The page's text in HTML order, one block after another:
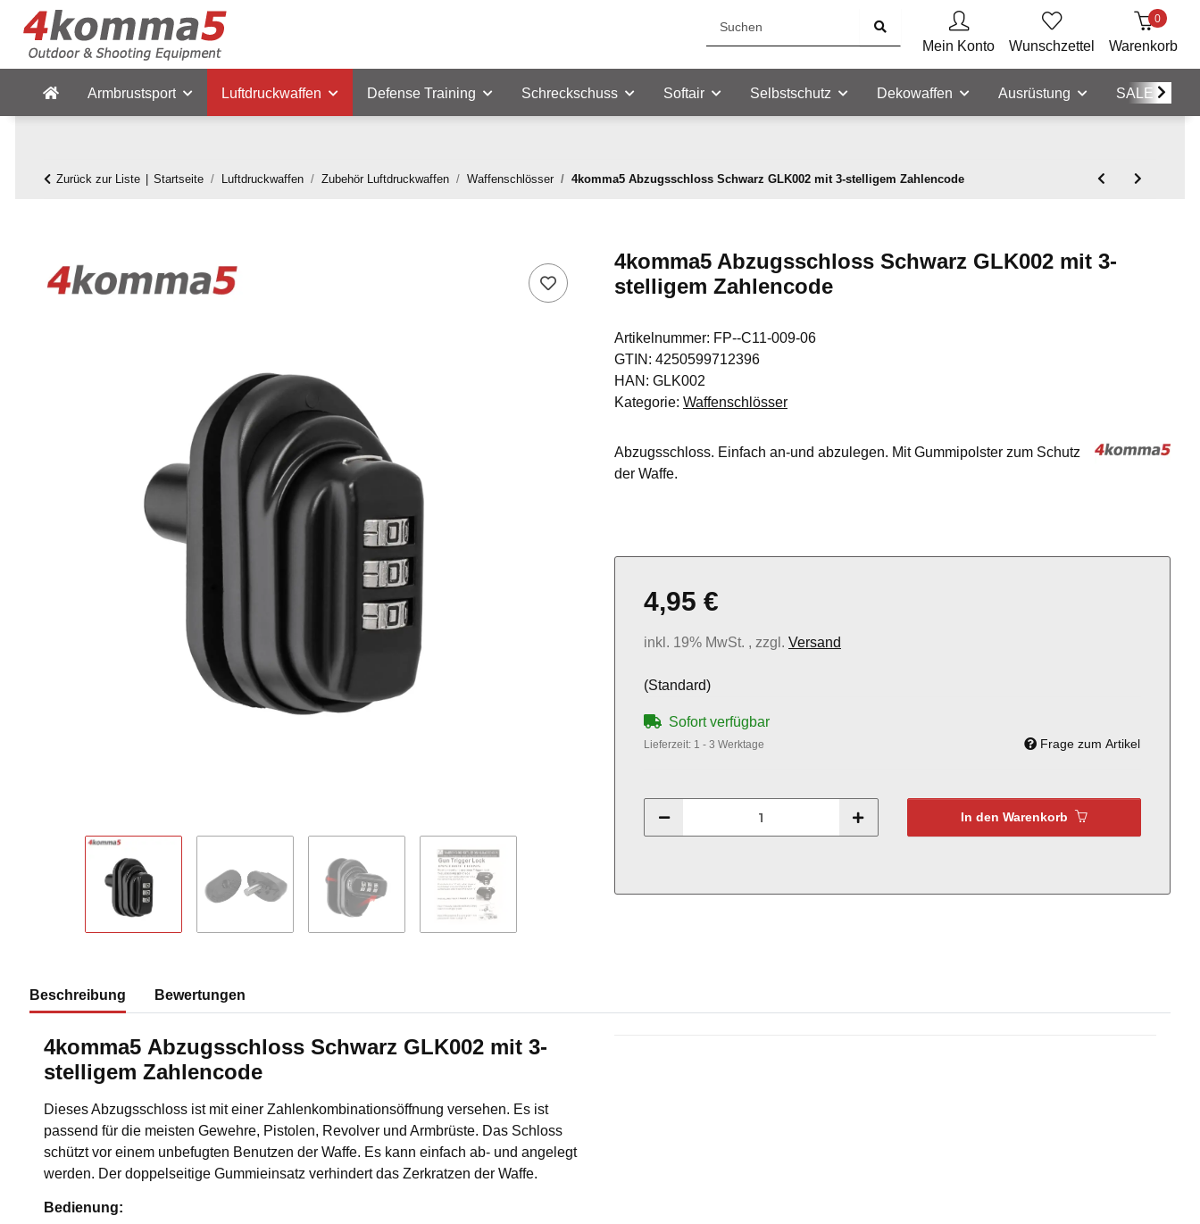
Mein Konto Wunschzettel
0
Warenkorb
Armbrustsport Luftdruckwaffen Defense Training Schreckschuss Softair Selbstschutz Dekowaffen Ausrüstung SALE
Zurück zur Liste Startseite Luftdruckwaffen Zubehör Luftdruckwaffen Waffenschlösser 4komma5 Abzugsschloss Schwarz GLK002 mit 3-stelligem Zahlencode
4komma5 Abzugsschloss Schwarz GLK002 mit 3-
stelligem Zahlencode
Artikelnummer: FP--C11-009-06
GTIN: 4250599712396
HAN: GLK002
Kategorie: Waffenschlösser
Abzugsschloss. Einfach an-und abzulegen. Mit Gummipolster zum Schutz
der Waffe.
4,95 €
inkl. 19% MwSt. , zzgl. Versand
(Standard)
Sofort verfügbar
Lieferzeit: 1 - 3 Werktage Frage zum Artikel
In den Warenkorb
Beschreibung Bewertungen
4komma5 Abzugsschloss Schwarz GLK002 mit 3-
stelligem Zahlencode
Dieses Abzugsschloss ist mit einer Zahlenkombinationsöffnung versehen. Es ist
passend für die meisten Gewehre, Pistolen, Revolver und Armbrüste. Das Schloss
schützt vor einem unbefugten Benutzen der Waffe. Es kann einfach ab- und angelegt
werden. Der doppelseitige Gummieinsatz verhindert das Zerkratzen der Waffe.
Bedienung: